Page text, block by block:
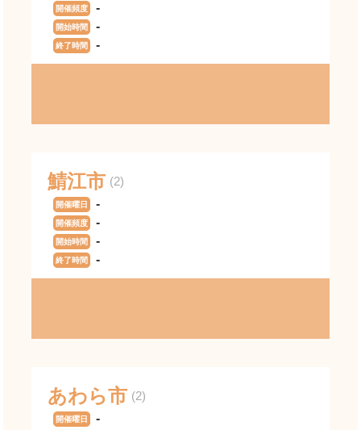
開催頻度 -
開始時間 -
終了時間 -
鯖江市 (2)
開催曜日 -
開催頻度 -
開始時間 -
終了時間 -
あわら市 (2)
開催曜日 -